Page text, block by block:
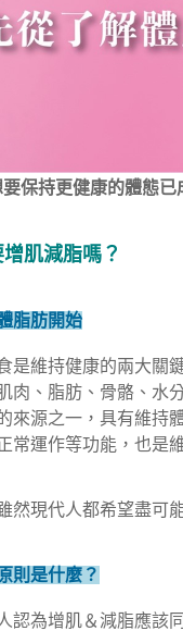
要保持更健康的體態已
肌減脂嗎？
脂肪開始
是維持健康的兩大關
肉、脂肪、骨骼、水
來源之一，具有維持
常運作等功能，也是
然現代人都希望盡可
則是什麼？
認為增肌＆減脂應該